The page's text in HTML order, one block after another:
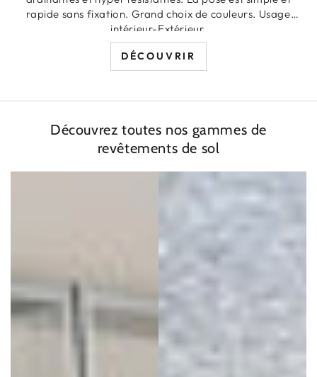
rapide sans fixation. Grand choix de couleurs. Usage
intérieur-Extérieur.
DÉCOUVRIR
Découvrez toutes nos gammes de
revêtements de sol